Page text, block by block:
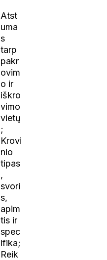
Atst
uma
s
tarp
pakr
ovim
o ir
iškro
vimo
vietų
;
Krovi
nio
tipas
,
svori
s,
apim
tis ir
spec
ifika;
Reik